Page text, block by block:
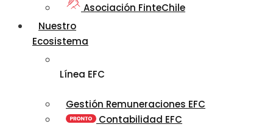
Asociación FinteChile
Nuestro
Ecosistema
Línea EFC
Gestión Remuneraciones EFC
Contabilidad EFC